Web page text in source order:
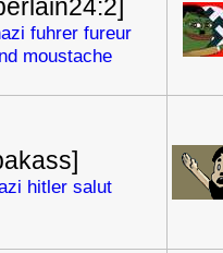
fuhrer fureur
moustache
hitler salut